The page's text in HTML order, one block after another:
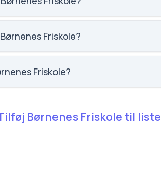
Børnenes Friskole.
Friskole?
Børnenes Friskole.
Friskole?
Børnenes Friskole til liste